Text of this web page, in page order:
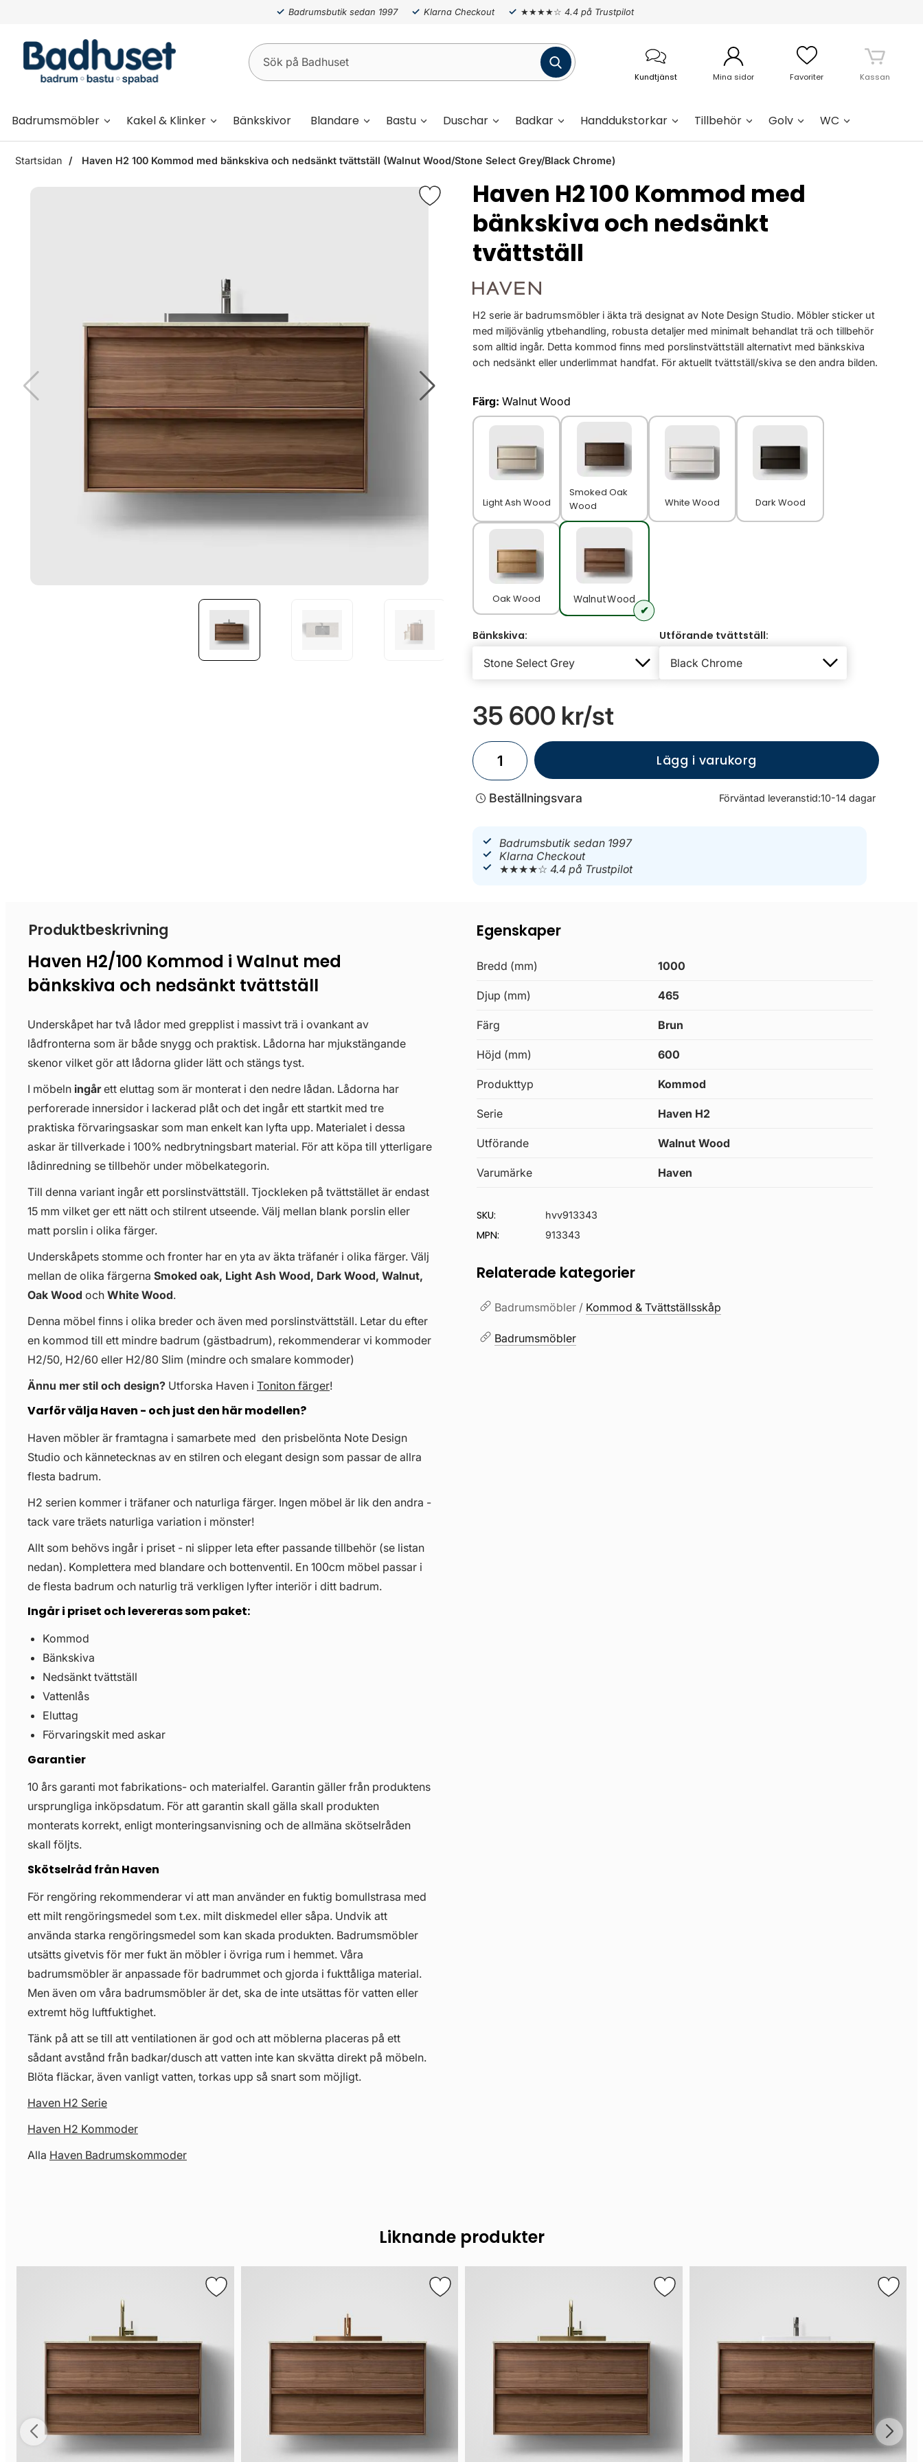
Badrumsbutik sedan 1997 Klarna Checkout ★★★★☆ 4.4 på Trustpilot
Kundtjänst Mina sidor Favoriter Kassan
Badrumsmöbler Kakel & Klinker Bänkskivor Blandare Bastu Duschar Badkar Handdukstorkar Tillbehör Golv WC
Startsidan Haven H2 100 Kommod med bänkskiva och nedsänkt tvättställ (Walnut Wood/Stone Select Grey/Black Chrome)
Haven H2 100 Kommod med
bänkskiva och nedsänkt
tvättställ
H2 serie är badrumsmöbler i äkta trä designat av Note Design Studio. Möbler sticker ut
med miljövänlig ytbehandling, robusta detaljer med minimalt behandlat trä och tillbehör
som alltid ingår. Detta kommod finns med porslinstvättställ alternativt med bänkskiva
och nedsänkt eller underlimmat handfat. För aktuellt tvättställ/skiva se den andra bilden.
Färg: Walnut Wood
Light Ash Wood
Smoked Oak
Wood
White Wood Dark Wood
Oak Wood Walnut Wood
Bänkskiva: Utförande tvättställ:
35 600 kr/st
Lägg i varukorg
Beställningsvara Förväntad leveranstid:10-14 dagar
Badrumsbutik sedan 1997
Klarna Checkout
★★★★☆4.4 på Trustpilot
Produktbeskrivning
Haven H2/100 Kommod i Walnut med
bänkskiva och nedsänkt tvättställ
Underskåpet har två lådor med grepplist i massivt trä i ovankant av
lådfronterna som är både snygg och praktisk. Lådorna har mjukstängande
skenor vilket gör att lådorna glider lätt och stängs tyst.
I möbeln ingårett eluttag som är monterat i den nedre lådan. Lådorna har
perforerade innersidor i lackerad plåt och det ingår ett startkit med tre
praktiska förvaringsaskar som man enkelt kan lyfta upp. Materialet i dessa
askar är tillverkade i 100% nedbrytningsbart material. För att köpa till ytterligare
lådinredning se tillbehör under möbelkategorin.
Till denna variant ingår ett porslinstvättställ. Tjockleken på tvättstället är endast
15 mm vilket ger ett nätt och stilrent utseende. Välj mellan blank porslin eller
matt porslin i olika färger.
Underskåpets stomme och fronter har en yta av äkta träfanér i olika färger. Välj
mellan de olika färgerna Smoked oak, Light Ash Wood, Dark Wood, Walnut,
Oak Wood och White Wood.
Denna möbel finns i olika breder och även med porslinstvättställ. Letar du efter
en kommod till ett mindre badrum (gästbadrum), rekommenderar vi kommoder
H2/50, H2/60 eller H2/80 Slim (mindre och smalare kommoder)
Ännu mer stil och design? Utforska Haven i Toniton färger!
Varför välja Haven - och just den här modellen?
Haven möbler är framtagna i samarbete med den prisbelönta Note Design
Studio och kännetecknas av en stilren och elegant design som passar de allra
flesta badrum.
H2 serien kommer i träfaner och naturliga färger. Ingen möbel är lik den andra -
tack vare träets naturliga variation i mönster!
Allt som behövs ingår i priset - ni slipper leta efter passande tillbehör (se listan
nedan). Komplettera med blandare och bottenventil. En 100cm möbel passar i
de flesta badrum och naturlig trä verkligen lyfter interiör i ditt badrum.
Ingår i priset och levereras som paket:
Kommod
Bänkskiva
Nedsänkt tvättställ
Vattenlås
Eluttag
Förvaringskit med askar
Garantier
10 års garanti mot fabrikations- och materialfel. Garantin gäller från produktens
ursprungliga inköpsdatum. För att garantin skall gälla skall produkten
monterats korrekt, enligt monteringsanvisning och de allmäna skötselråden
skall följts.
Skötselråd från Haven
För rengöring rekommenderar vi att man använder en fuktig bomullstrasa med
ett milt rengöringsmedel som t.ex. milt diskmedel eller såpa. Undvik att
använda starka rengöringsmedel som kan skada produkten. Badrumsmöbler
utsätts givetvis för mer fukt än möbler i övriga rum i hemmet. Våra
badrumsmöbler är anpassade för badrummet och gjorda i fukttåliga material.
Men även om våra badrumsmöbler är det, ska de inte utsättas för vatten eller
extremt hög luftfuktighet.
Tänk på att se till att ventilationen är god och att möblerna placeras på ett
sådant avstånd från badkar/dusch att vatten inte kan skvätta direkt på möbeln.
Blöta fläckar, även vanligt vatten, torkas upp så snart som möjligt.
Haven H2 Serie
Haven H2 Kommoder
Alla Haven Badrumskommoder
Egenskaper
Bredd (mm) 1000
Djup (mm) 465
Färg Brun
Höjd (mm) 600
Produkttyp Kommod
Serie Haven H2
Utförande Walnut Wood
Varumärke Haven
SKU: hvv913343
MPN: 913343
Relaterade kategorier
Badrumsmöbler / Kommod & Tvättställsskåp
Badrumsmöbler
Liknande produkter